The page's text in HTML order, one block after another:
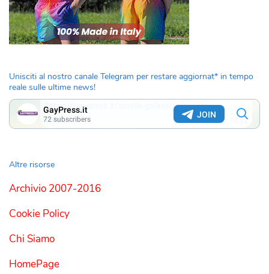
Unisciti al nostro canale Telegram per restare aggiornat* in tempo
reale sulle ultime news!
Altre risorse
Archivio 2007-2016
Cookie Policy
Chi Siamo
HomePage